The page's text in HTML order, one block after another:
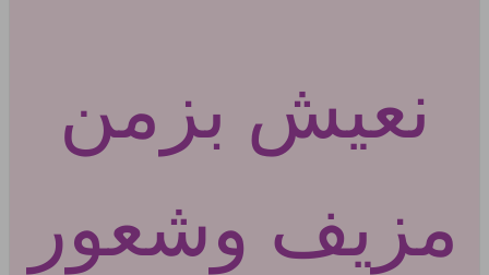
نعيش بزمن
مزيف وشعور